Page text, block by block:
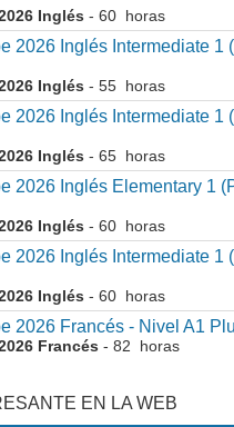
Inglés - 60 horas
2026 Inglés Intermediate 1
Inglés - 55 horas
2026 Inglés Intermediate 1
Inglés - 65 horas
2026 Inglés Elementary 1
Inglés - 60 horas
2026 Inglés Intermediate 1
Inglés - 60 horas
2026 Francés - Nivel A1
Francés - 82 horas
EN LA WEB